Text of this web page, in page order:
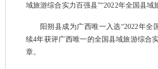
域旅游综合实力百强县”“2022年全国县
阳朔县成为广西唯一入选“2022年
续4年获评广西唯一的全国县域旅游综合
章。